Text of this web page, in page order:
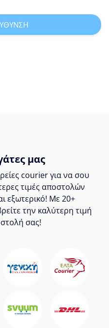
μας
courier για να σου
τιμές αποστολών
εξωτερικό! Με 20+
την καλύτερη τιμή
σας!